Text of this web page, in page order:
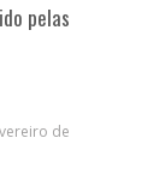
pelas
de